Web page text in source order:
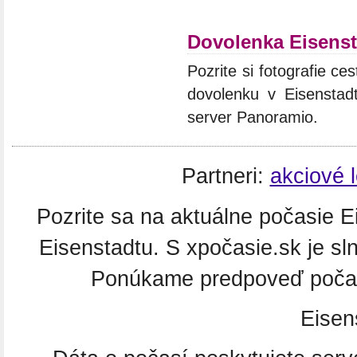
Dovolenka
Pozrite si fotografie
dovolenku v
server Panoramio.
Partneri: akciové
Pozrite sa na aktuálne počasie
Eisenstadtu. S xpočasie.sk je
Ponúkame predpoveď